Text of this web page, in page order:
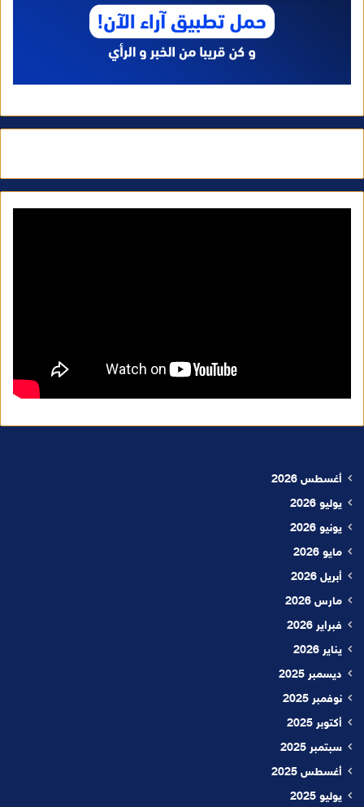
أغسطس 2026
يوليو 2026
يونيو 2026
مايو 2026
أبريل 2026
مارس 2026
فبراير 2026
يناير 2026
ديسمبر 2025
نوفمبر 2025
أكتوبر 2025
سبتمبر 2025
أغسطس 2025
يوليو 2025